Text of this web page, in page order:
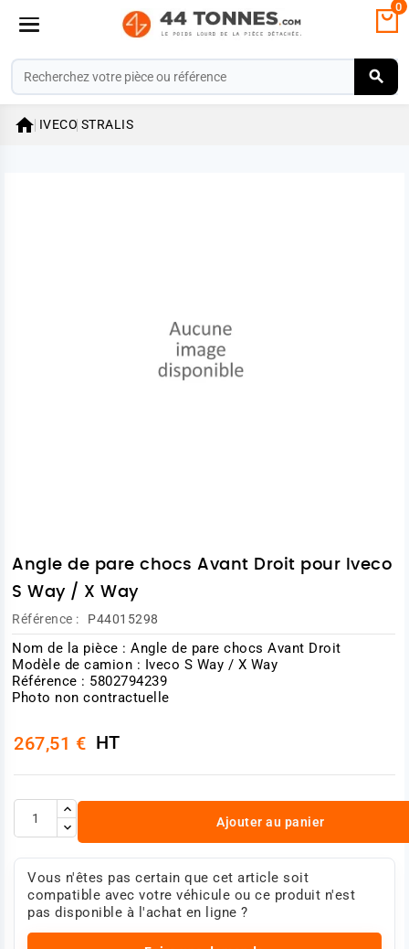
0
 IVECO STRALIS
Angle de pare chocs Avant Droit pour Iveco
S Way / X Way
Référence : P44015298
Nom de la pièce : Angle de pare chocs Avant Droit
Modèle de camion : Iveco S Way / X Way
Référence : 5802794239
Photo non contractuelle
267,51 € HT
Ajouter au panier
Vous n'êtes pas certain que cet article soit
compatible avec votre véhicule ou ce produit n'est
pas disponible à l'achat en ligne ?